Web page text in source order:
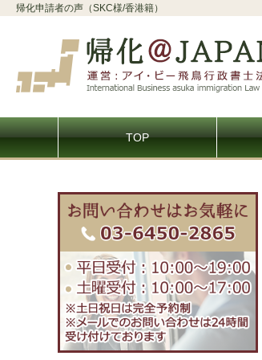
帰化申請者の声（SKC様/香港籍）
TOP